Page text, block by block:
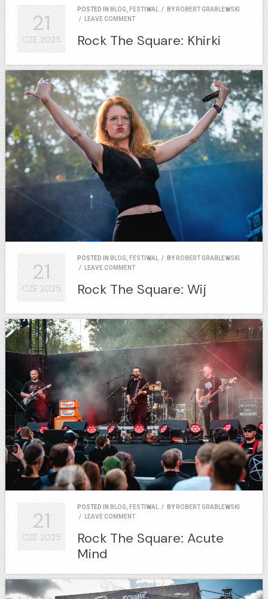
POSTED IN BLOG FESTIWAL / BY ROBERT GRABLEWSKI
/
LEAVE COMMENT
Rock The Square: Khirki
21
CZE2025
POSTED IN BLOG FESTIWAL / BY ROBERT GRABLEWSKI
/
LEAVE COMMENT
Rock The Square: Wij
21
CZE2025
POSTED IN BLOG FESTIWAL / BY ROBERT GRABLEWSKI
/
LEAVE COMMENT
Rock The Square: Acute
Mind
21
CZE2025